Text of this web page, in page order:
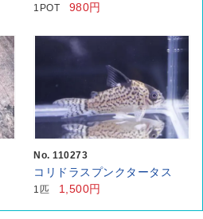
1POT 980円
No. 110273
コリドラスプンクタータス
1匹 1,500円